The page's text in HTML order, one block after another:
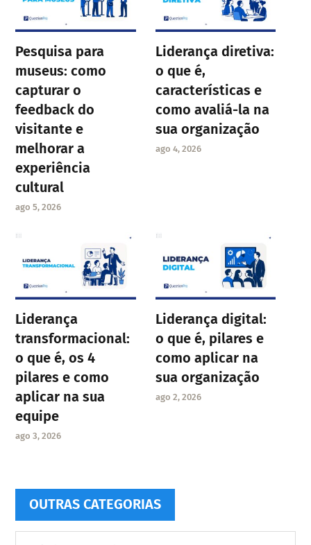
Pesquisa para
museus: como
capturar o
feedback do
visitante e
melhorar a
experiência
cultural
ago 5, 2026
Liderança diretiva:
o que é,
características e
como avaliá-la na
sua organização
ago 4, 2026
Liderança
transformacional:
o que é, os 4
pilares e como
aplicar na sua
equipe
ago 3, 2026
Liderança digital:
o que é, pilares e
como aplicar na
sua organização
ago 2, 2026
OUTRAS CATEGORIAS